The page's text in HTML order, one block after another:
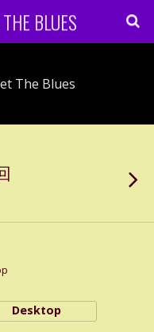
BLUES
The Blues
Desktop